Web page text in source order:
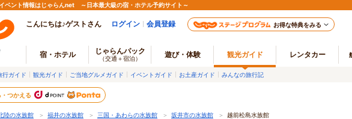
ベント情報はじゃらんnet ～日本最大級の宿・ホテル予約サイト～
こんにちは♪ゲストさん ログイン 会員登録 お得な特典をみる
宿・ホテル じゃらんパック
（交通＋宿泊） 遊び・体験 観光ガイド レンタカー
行ガイド 観光ガイド ご当地グルメガイド イベントガイド お土産ガイド みんなの旅行記
つかえる
陸の水族館 ＞ 福井の水族館 ＞ 三国・あわらの水族館 ＞ 坂井市の水族館 ＞ 越前松島水族館